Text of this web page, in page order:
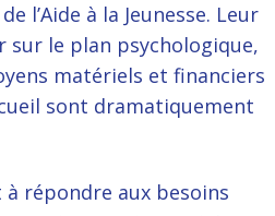
l’Aide à la Jeunesse. Leur
sur le plan psychologique,
matériels et financiers
sont dramatiquement
répondre aux besoins